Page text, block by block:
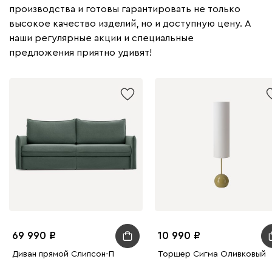
производства и готовы гарантировать не только
высокое качество изделий, но и доступную цену. А
наши регулярные акции и специальные
предложения приятно удивят!
69 990
Диван прямой Слипсон-П
10 990
Торшер Сигма Оливковый